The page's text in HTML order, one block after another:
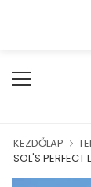
KEZDŐLAP
SOL'S PERFECT